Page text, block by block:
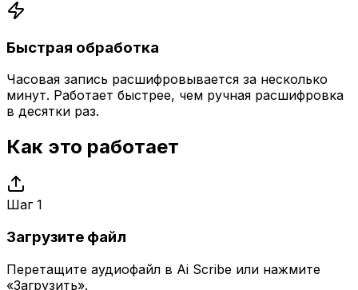
Быстрая обработка
Часовая запись расшифровывается за несколько
минут. Работает быстрее, чем ручная расшифровка
в десятки раз.
Как это работает
Шаг 1
Загрузите файл
Перетащите аудиофайл в Ai Scribe или нажмите
«Загрузить».